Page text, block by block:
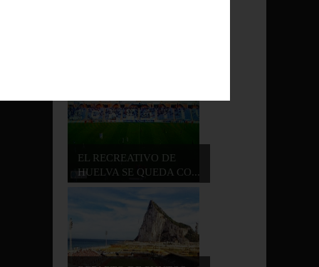
EL RECREATIVO DE
HUELVA SE QUEDA CO...